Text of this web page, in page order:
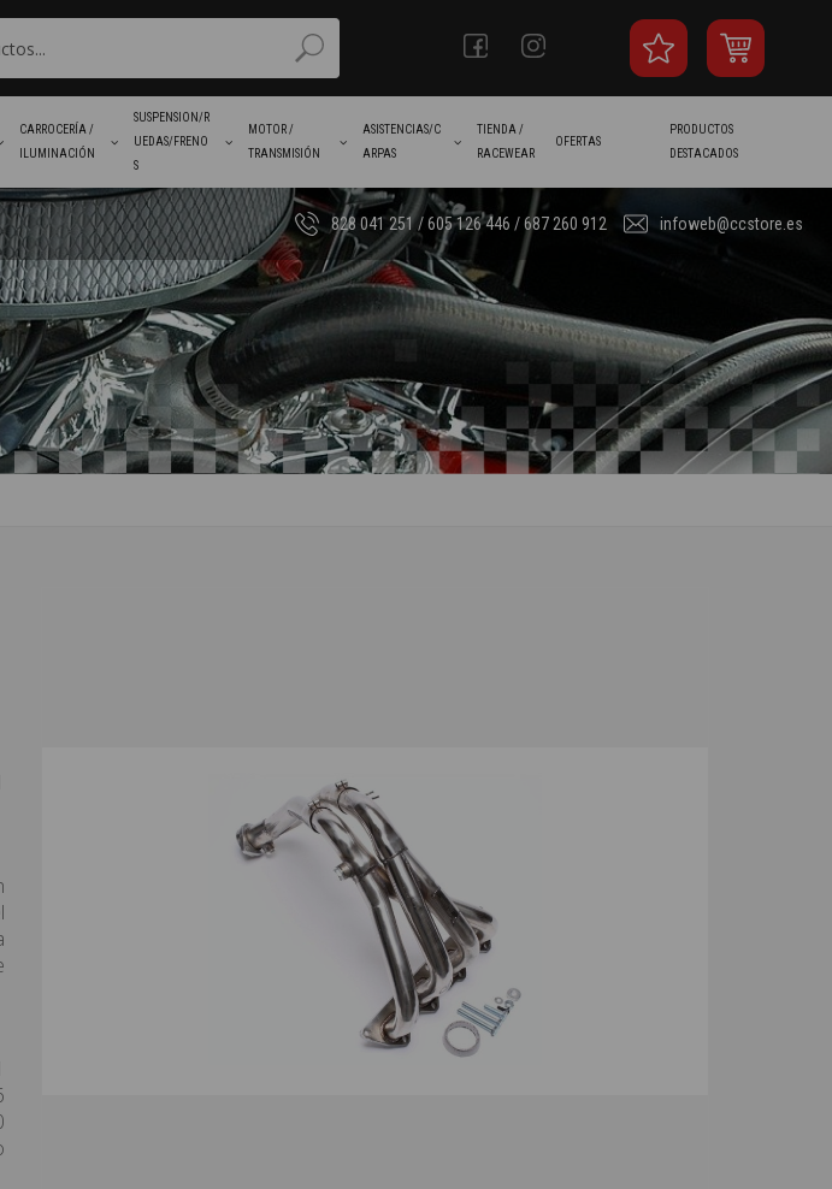
CARROCERÍA /
ILUMINACIÓN
SUSPENSION/R
UEDAS/FRENO
S
MOTOR /
TRANSMISIÓN
ASISTENCIAS/C
ARPAS
TIENDA /
RACEWEAR
OFERTAS
PRODUCTOS
DESTACADOS
828 041 251 / 605 126 446 / 687 260 912 infoweb@ccstore.es